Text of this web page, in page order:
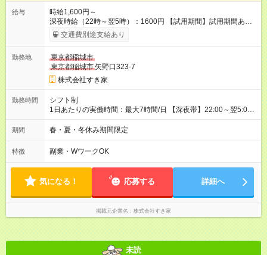
給与
時給1,600円～
深夜時給（22時～翌5時）：1600円 【試用期間】試用期間あり
試用期間の長さ：1ヶ月 雇用形態、給与は本採用時と同じです。
試用期間の実態は30日（※条件変更なし）ですが、切り上げで
同時給）
交通費別途支給あり
勤務地
東京都稲城市
東京都稲城市矢野口323-7
株式会社すき家
勤務時間
シフト制
1日あたりの実働時間：最大7時間/日 【深夜帯】22:00～翌5:00
週2日～・1日2h～OK◎ ※22:00から翌5:00までは18歳以上の方
のみ勤務可能です（18歳未満の深夜業務禁止のため） ★深夜で
す。 必ず、2名以上での勤務を行いますので、安心して働けま
す。
期間 春・夏・冬休み期間限定
特徴 副業・WワークOK
気になる！ 応募する 詳細へ
掲載元企業名 株式会社すき家
未読